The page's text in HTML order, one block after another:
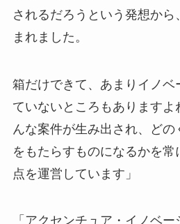
されるだろうという発想から
まれました。
箱だけできて、あまりイノベ
ていないところもあります
んな案件が生み出され、どの
をもたらすものになるかを
点を運営しています」
「アクセンチュア・イノベー